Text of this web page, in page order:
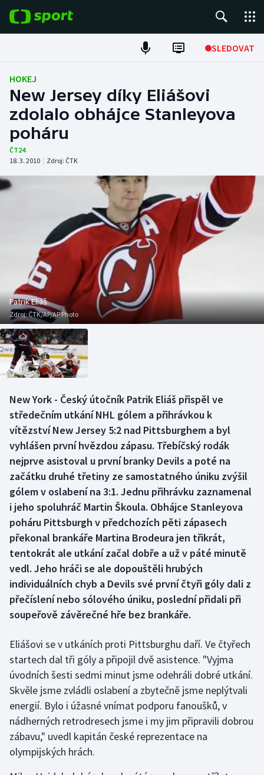
SLEDOVAT
ME v atletice
ME v plavání
Fotbal
Hokej
DALŠÍ SPORTY
Americký fotbal
Atletika
Baseball a softbal
Basketbal
Biatlon
Box
Curling
Cyklistika
Dostihy
Florbal
Futsal
Golf
Gymnastika
Házená
Jezdectví
Judo
Krasobruslení
Lezení
NEPŘEHLÉDNĚTE
Soutěže
Historické návraty
Aplikace ČT sport
AZ kvíz
HOKEJ
New Jersey díky Eliášovi
zdolalo obhájce Stanleyova
poháru
ČT24
18. 3. 2010 | Zdroj: ČTK
Patrik Eliáš
Zdroj:ČTK/AP/AP Photo
New York - Český útočník Patrik Eliáš přispěl ve
středečním utkání NHL gólem a přihrávkou k
vítězství New Jersey 5:2 nad Pittsburghem a byl
vyhlášen první hvězdou zápasu. Třebíčský rodák
nejprve asistoval u první branky Devils a poté na
začátku druhé třetiny ze samostatného úniku zvýšil
gólem v oslabení na 3:1. Jednu přihrávku zaznamenal
i jeho spoluhráč Martin Škoula. Obhájce Stanleyova
poháru Pittsburgh v předchozích pěti zápasech
překonal brankáře Martina Brodeura jen třikrát,
tentokrát ale utkání začal dobře a už v páté minutě
vedl. Jeho hráči se ale dopouštěli hrubých
individuálních chyb a Devils své první čtyři góly dali z
přečíslení nebo sólového úniku, poslední přidali při
soupeřově závěrečné hře bez brankáře.
Eliášovi se v utkáních proti Pittsburghu daří. Ve čtyřech
startech dal tři góly a připojil dvě asistence. "Vyjma
úvodních šesti sedmi minut jsme odehráli dobré utkání.
Skvěle jsme zvládli oslabení a zbytečně jsme neplýtvali
energií. Bylo i úžasné vnímat podporu fanoušků, v
nádherných retrodresech jsme i my jim připravili dobrou
zábavu," uvedl kapitán české reprezentace na
olympijských hrách.